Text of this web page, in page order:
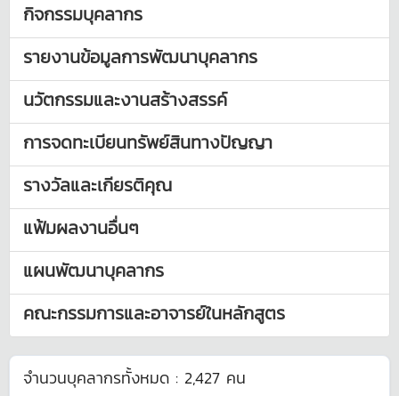
กิจกรรมบุคลากร
รายงานข้อมูลการพัฒนาบุคลากร
นวัตกรรมและงานสร้างสรรค์
การจดทะเบียนทรัพย์สินทางปัญญา
รางวัลและเกียรติคุณ
แฟ้มผลงานอื่นๆ
แผนพัฒนาบุคลากร
คณะกรรมการและอาจารย์ในหลักสูตร
จำนวนบุคลากรทั้งหมด : 2,427 คน